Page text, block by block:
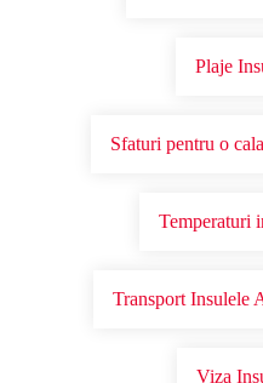
Plaje
Sfaturi pentru o
Temperaturi
Transport Insulele
Viza